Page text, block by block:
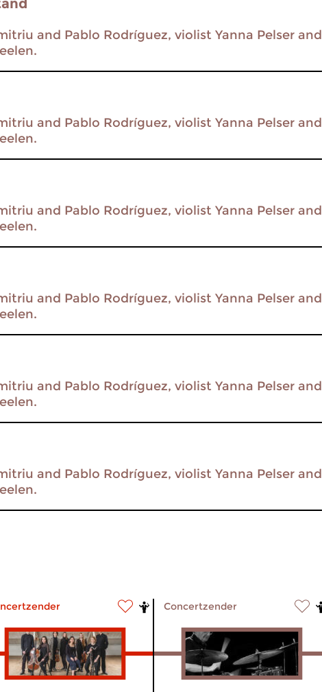
and Pablo Rodríguez, violist Yanna Pelser and
and Pablo Rodríguez, violist Yanna Pelser and
and Pablo Rodríguez, violist Yanna Pelser and
and Pablo Rodríguez, violist Yanna Pelser and
and Pablo Rodríguez, violist Yanna Pelser and
and Pablo Rodríguez, violist Yanna Pelser and
Concertzender